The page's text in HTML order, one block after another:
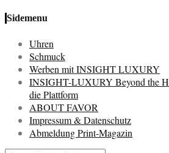
Sidemenu
Uhren
Schmuck
Werben mit INSIGHT LUXURY
INSIGHT-LUXURY Beyond the
die Plattform
ABOUT FAVOR
Impressum & Datenschutz
Abmeldung Print-Magazin